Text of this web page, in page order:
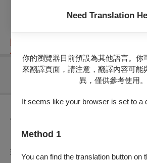
Need Translation
你的瀏覽器目前預設為其他語言。你
來翻譯頁面，請注意，翻譯內容可能
異，僅供參考使用。
It seems like your browser is set to a
Method 1
You can find the translation button on
購票資訊
無可售場次
節目介紹
畫」